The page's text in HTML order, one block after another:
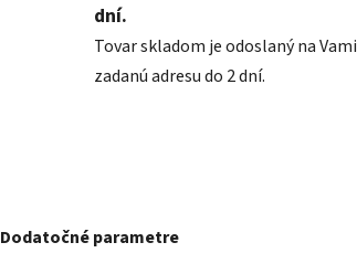
dní.
Tovar skladom je odoslaný na Vami
zadanú adresu do 2 dní.
Dodatočné parametre